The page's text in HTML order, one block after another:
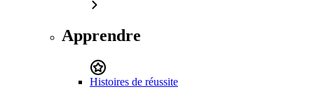
Apprendre
Histoires de réussite